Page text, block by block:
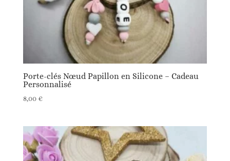
Porte-clés Nœud Papillon en Silicone – Cadeau
Personnalisé
8,00 €